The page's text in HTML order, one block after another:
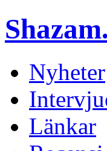
Nyheter
Länkar